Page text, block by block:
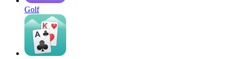
Golf